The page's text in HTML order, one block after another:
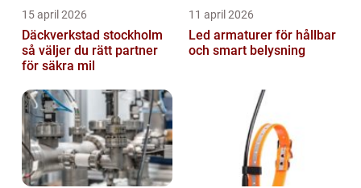
15 april 2026
Däckverkstad stockholm
så väljer du rätt partner
för säkra mil
11 april 2026
Led armaturer för hållbar
och smart belysning